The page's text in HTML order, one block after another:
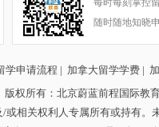
每时每刻掌控
随时随地知晓
学申请流程 | 加拿大留学学费 |
版权所有：北京蔚蓝前程国际教
相关权利人专属所有或持有。